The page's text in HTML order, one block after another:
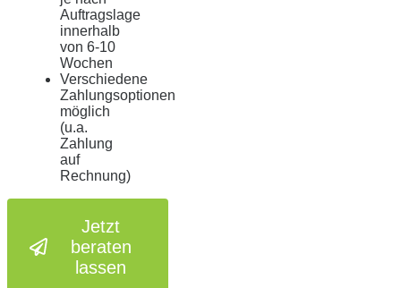
Auftragslage
innerhalb
von 6-10
Wochen
Verschiedene
Zahlungsoptionen
möglich
(u.a.
Zahlung
auf
Rechnung)
Jetzt
beraten
lassen